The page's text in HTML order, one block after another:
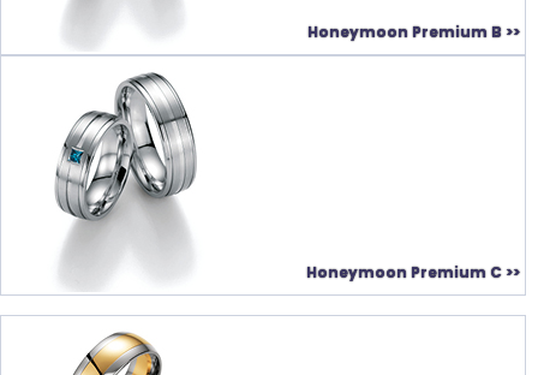
Honeymoon Premium B >>
Honeymoon Premium C >>